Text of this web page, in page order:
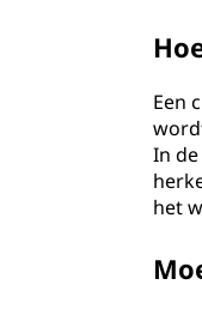
Een
In
het